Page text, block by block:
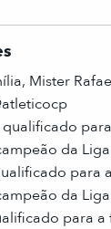
Mister
da
para
da
para a